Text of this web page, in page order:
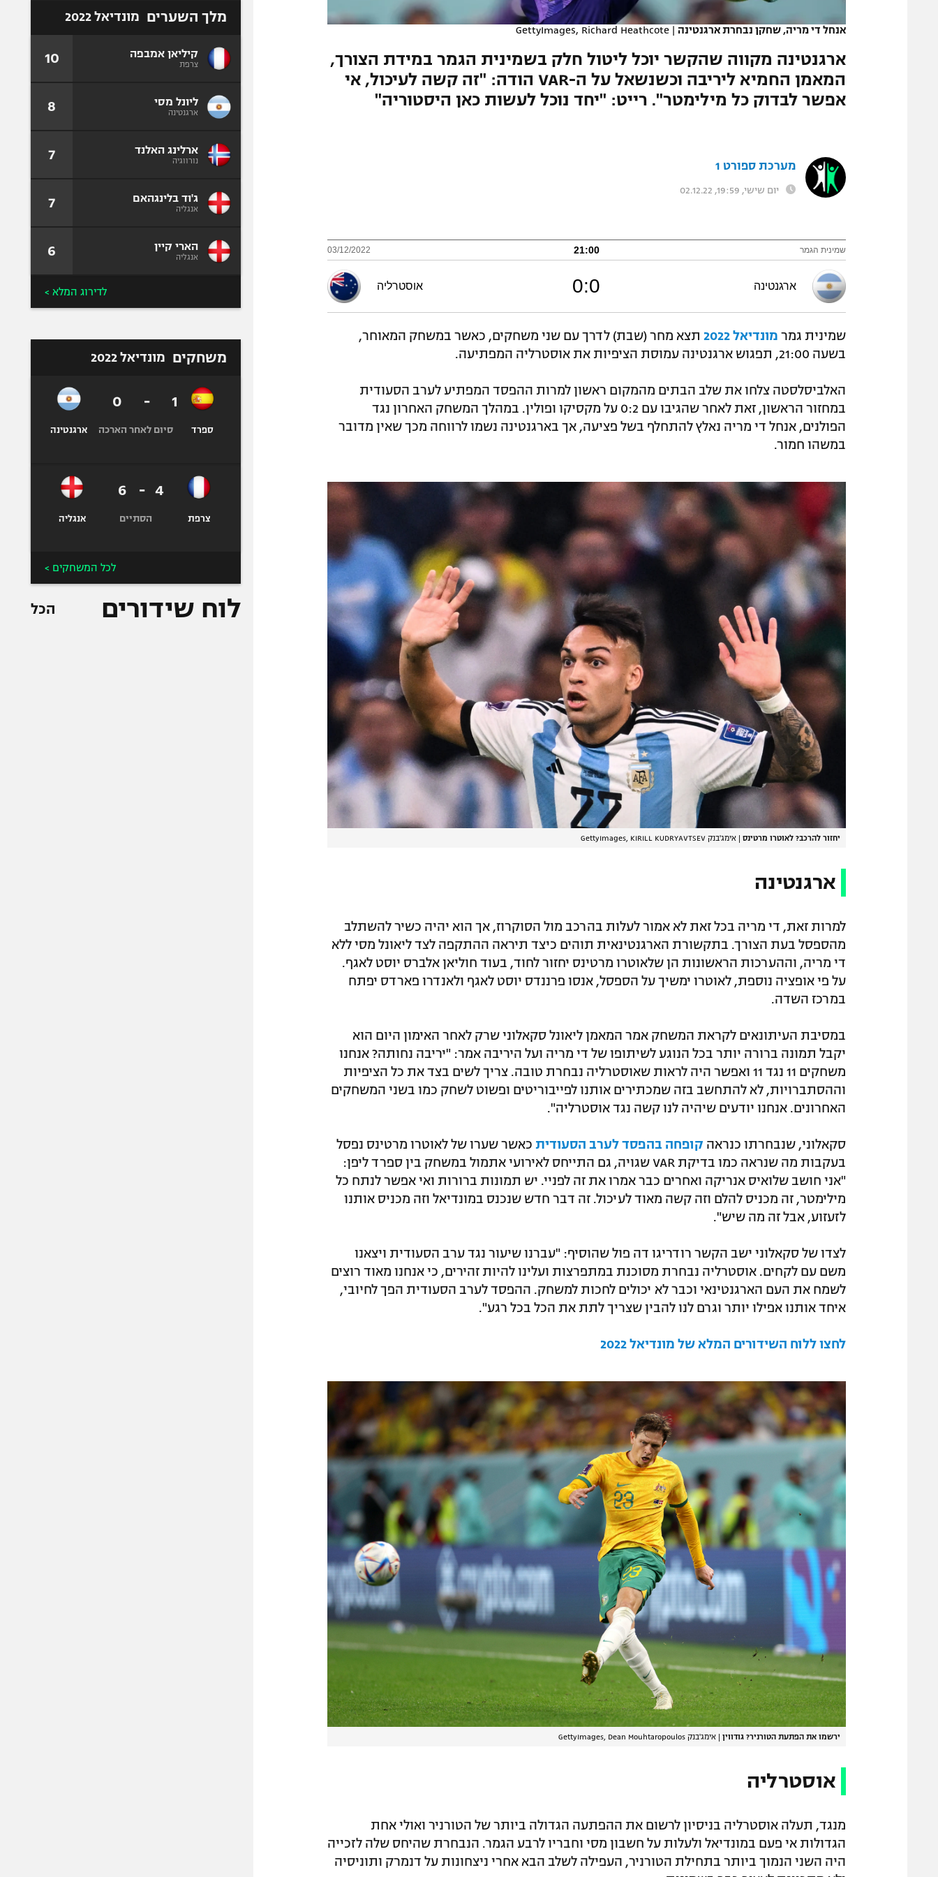
אנחל די מריה, שחקן נבחרת ארגנטינה |
GettyImages, Richard Heathcote
ארגנטינה מקווה שהקשר יוכל ליטול חלק בשמינית הגמר במידת הצורך,
המאמן החמיא ליריבה וכשנשאל על ה-VAR הודה: "זה קשה לעיכול, אי
אפשר לבדוק כל מילימטר". רייט: "יחד נוכל לעשות כאן היסטוריה"
מערכת ספורט 1
יום שישי, 19:59, 02.12.22
שמינית הגמר 21:00
03/12/2022
ארגנטינה 0
:
0 אוסטרליה
שמינית גמר מונדיאל 2022
תצא מחר (שבת) לדרך עם שני משחקים, כאשר במשחק המאוחר,
בשעה 21:00, תפגוש ארגנטינה עמוסת הציפיות את אוסטרליה המפתיעה.
האלביסלסטה צלחו את שלב הבתים מהמקום ראשון למרות ההפסד המפתיע לערב הסעודית
במחזור הראשון, זאת לאחר שהגיבו עם 0:2 על מקסיקו ופולין. במהלך המשחק האחרון נגד
הפולנים, אנחל די מריה נאלץ להתחלף בשל פציעה, אך בארגנטינה נשמו לרווחה מכך שאין מדובר
במשהו חמור.
יחזור להרכב? לאוטרו מרטינס | אימג'בנק GettyImages, KIRILL KUDRYAVTSEV
ארגנטינה
למרות זאת, די מריה בכל זאת לא אמור לעלות בהרכב מול הסוקרוז, אך הוא יהיה כשיר להשתלב
מהספסל בעת הצורך. בתקשורת הארגנטינאית תוהים כיצד תיראה ההתקפה לצד ליאונל מסי ללא
די מריה, וההערכות הראשונות הן שלאוטרו מרטינס יחזור לחוד, בעוד חוליאן אלברס יוסט לאגף.
על פי אופציה נוספת, לאוטרו ימשיך על הספסל, אנסו פרננדס יוסט לאגף ולאנדרו פארדס יפתח
במרכז השדה.
במסיבת העיתונאים לקראת המשחק אמר המאמן ליאונל סקאלוני שרק לאחר האימון היום הוא
יקבל תמונה ברורה יותר בכל הנוגע לשיתופו של די מריה ועל היריבה אמר: "יריבה נחותה? אנחנו
משחקים 11 נגד 11 ואפשר היה לראות שאוסטרליה נבחרת טובה. צריך לשים בצד את כל הציפיות
וההסתברויות, לא להתחשב בזה שמכתירים אותנו לפייבוריטים ופשוט לשחק כמו בשני המשחקים
האחרונים. אנחנו יודעים שיהיה לנו קשה נגד אוסטרליה".
סקאלוני, שנבחרתו כנראה קופחה בהפסד לערב הסעודית כאשר שערו של לאוטרו מרטינס נפסל
בעקבות מה שנראה כמו בדיקת VAR שגויה, גם התייחס לאירועי אתמול במשחק בין ספרד ליפן:
"אני חושב שלואיס אנריקה ואחרים כבר אמרו את זה לפניי. יש תמונות ברורות ואי אפשר לנתח כל
מילימטר, זה מכניס להלם וזה קשה מאוד לעיכול. זה דבר חדש שנכנס במונדיאל וזה מכניס אותנו
לזעזוע, אבל זה מה שיש".
לצדו של סקאלוני ישב הקשר רודריגו דה פול שהוסיף: "עברנו שיעור נגד ערב הסעודית ויצאנו
משם עם לקחים. אוסטרליה נבחרת מסוכנת במתפרצות ועלינו להיות זהירים, כי אנחנו מאוד רוצים
לשמח את העם הארגנטינאי וכבר לא יכולים לחכות למשחק. ההפסד לערב הסעודית הפך לחיובי,
איחד אותנו אפילו יותר וגרם לנו להבין שצריך לתת את הכל בכל רגע".
לחצו ללוח השידורים המלא של מונדיאל 2022
ירשמו את הפתעת הטורניר? גודווין אימג'בנק GettyImages, Dean Mouhtaropoulos
אוסטרליה
מנגד, תעלה אוסטרליה בניסיון לרשום את ההפתעה הגדולה ביותר של הטורניר ואולי אחת
הגדולות אי פעם במונדיאל ולעלות על חשבון מסי וחבריו לרבע הגמר. הנבחרת שהיחס שלה לזכייה
היה השני הנמוך ביותר בתחילת הטורניר, העפילה לשלב הבא אחרי ניצחונות על דנמרק ותוניסיה
מלך השערים מונדיאל 2022
קיליאן אמבפה
צרפת 10
ליונל מסי
ארגנטינה 8
ארלינג האלנד
נורווגיה 7
ג'וד בלינגהאם
אנגליה 7
הארי קיין
אנגליה 6
לדירוג המלא >
משחקים מונדיאל 2022
ספרד
1
-
0
סיום לאחר הארכה ארגנטינה
צרפת
4
-
6
הסתיים אנגליה
לכל המשחקים >
לוח שידורים הכל